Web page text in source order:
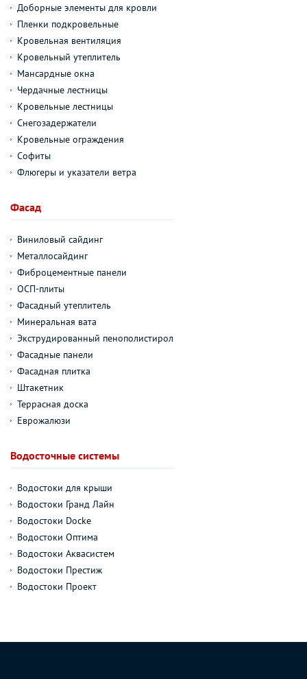
Доборные элементы для кровли
Пленки подкровельные
Кровельная вентиляция
Кровельный утеплитель
Мансардные окна
Чердачные лестницы
Кровельные лестницы
Снегозадержатели
Кровельные ограждения
Софиты
Флюгеры и указатели ветра
Фасад
Виниловый сайдинг
Металлосайдинг
Фиброцементные панели
ОСП-плиты
Фасадный утеплитель
Минеральная вата
Экструдированный пенополистирол
Фасадные панели
Фасадная плитка
Штакетник
Террасная доска
Еврожалюзи
Водосточные системы
Водостоки для крыши
Водостоки Гранд Лайн
Водостоки Docke
Водостоки Оптима
Водостоки Аквасистем
Водостоки Престиж
Водостоки Проект